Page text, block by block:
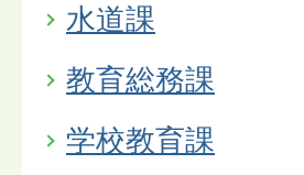
水道課
教育総務課
学校教育課